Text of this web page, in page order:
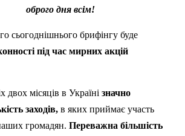
оброго дня всім!
сьогоднішнього брифінгу буде
під час мирних акцій
двох місяців в Україні значно
заходів, в яких приймає участь
громадян. Переважна більшість